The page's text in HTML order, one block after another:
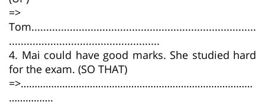
=>
Tom............................................................................
...................................................
4. Mai could have good marks. She studied hard
for the exam. (SO THAT)
=>…………………………………………………………………………
…………….